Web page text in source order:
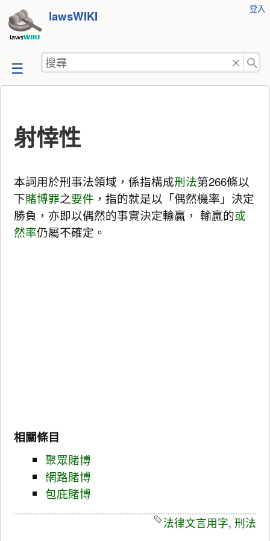
跳
至
容
lawsWIKI
工
登入
搜
尋
射悻性
本詞用於刑事法領域，係指構成刑法第266條以
下賭博罪之要件 ，指的就是以「偶然機率」決定
勝負，亦即以偶然的事實決定輸贏， 輸贏的或
然率仍屬不確定。
相關條目
聚眾賭博
網路賭博
包庇賭博
法律文言用字, 刑法